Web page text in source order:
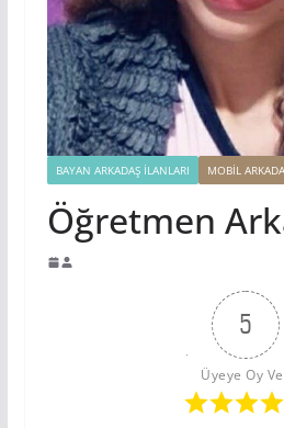
BAYAN ARKADAŞ İLANLARI MOBIL
Öğretmen
5
Üyeye Oy